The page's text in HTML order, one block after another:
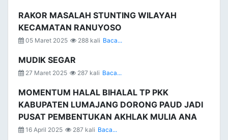
RAKOR MASALAH STUNTING WILAYAH
KECAMATAN RANUYOSO
05 Maret 2025 288 kali Baca...
MUDIK SEGAR
27 Maret 2025 287 kali Baca...
MOMENTUM HALAL BIHALAL TP PKK
KABUPATEN LUMAJANG DORONG PAUD JADI
PUSAT PEMBENTUKAN AKHLAK MULIA ANA
16 April 2025 287 kali Baca...